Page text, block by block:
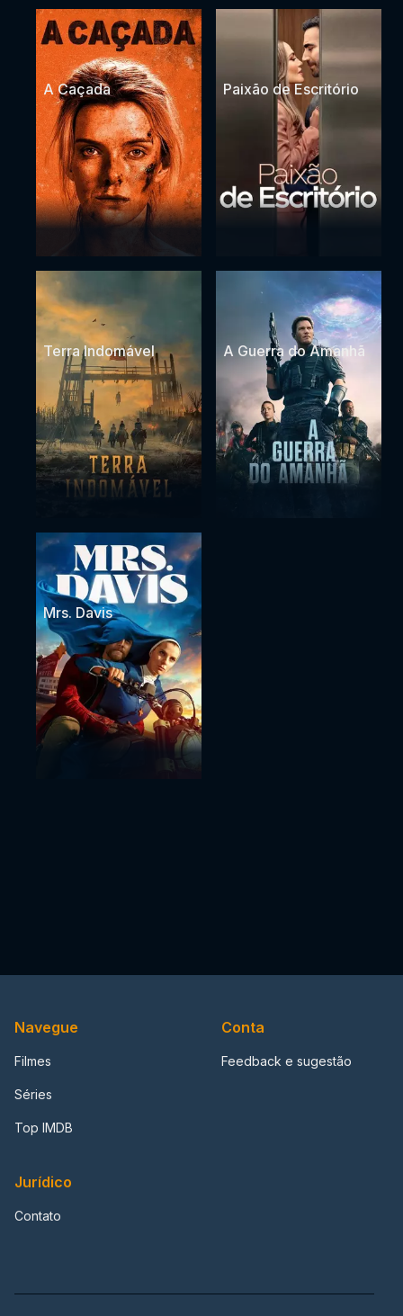
A Caçada Paixão de Escritório
Terra Indomável A Guerra do Amanhã
Mrs. Davis
Navegue
Filmes
Séries
Top IMDB
Conta
Feedback e sugestão
Jurídico
Contato